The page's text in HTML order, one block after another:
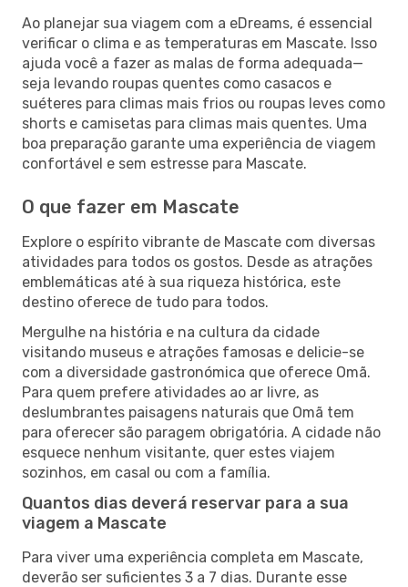
Ao planejar sua viagem com a eDreams, é essencial
verificar o clima e as temperaturas em Mascate. Isso
ajuda você a fazer as malas de forma adequada—
seja levando roupas quentes como casacos e
suéteres para climas mais frios ou roupas leves como
shorts e camisetas para climas mais quentes. Uma
boa preparação garante uma experiência de viagem
confortável e sem estresse para Mascate.
O que fazer em Mascate
Explore o espírito vibrante de Mascate com diversas
atividades para todos os gostos. Desde as atrações
emblemáticas até à sua riqueza histórica, este
destino oferece de tudo para todos.
Mergulhe na história e na cultura da cidade
visitando museus e atrações famosas e delicie-se
com a diversidade gastronómica que oferece Omã.
Para quem prefere atividades ao ar livre, as
deslumbrantes paisagens naturais que Omã tem
para oferecer são paragem obrigatória. A cidade não
esquece nenhum visitante, quer estes viajem
sozinhos, em casal ou com a família.
Quantos dias deverá reservar para a sua
viagem a Mascate
Para viver uma experiência completa em Mascate,
deverão ser suficientes 3 a 7 dias. Durante esse